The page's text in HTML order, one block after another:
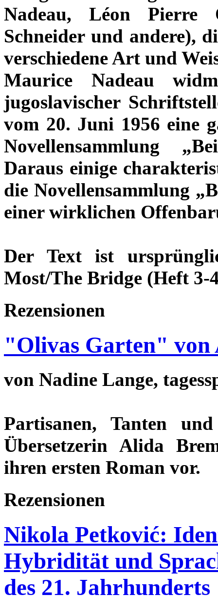
Nadeau, Léon Pierre
Schneider und andere),
verschiedene Art und
Maurice Nadeau
jugoslavischer
vom 20. Juni 1956 eine
Novellensammlung
Daraus einige
die Novellensammlung
einer wirklichen
Der Text ist
Most/The Bridge (Heft 3-
Rezensionen
"Olivas Garten" von
von Nadine Lange,
Partisanen, Tanten
Übersetzerin Alida
ihren ersten Roman vor.
Rezensionen
Nikola Petković:
Hybridität und
des 21. Jahrhunderts